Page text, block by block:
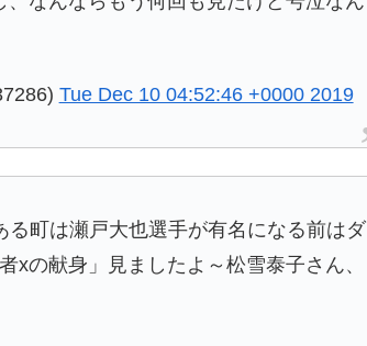
Tue Dec 10 04:52:46 +0000 2019
町は瀬戸大也選手が有名になる前はダ
xの献身」見ましたよ～松雪泰子さん、